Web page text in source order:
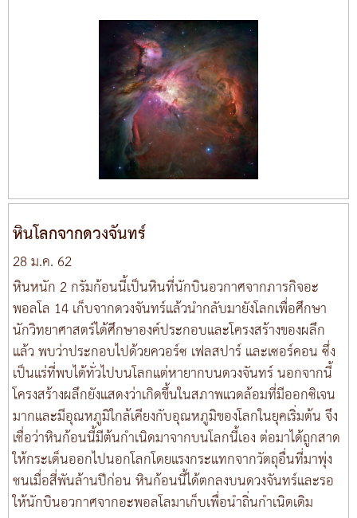
หินโลกจากดวงจันทร์
28 ม.ค. 62
หินหนัก 2 กรัมก้อนนี้เป็นหินที่นักบินอวกาศจากภารกิจอะ
พอลโล 14 เก็บจากดวงจันทร์แล้วนำกลับมายังโลกเพื่อศึกษา
นักวิทยาศาสตร์ได้ศึกษาองค์ประกอบและโครงสร้างของผลึก
แล้ว พบว่าประกอบไปด้วยควอร์ซ เฟลสปาร์ และเซอร์คอน ซึ่ง
เป็นแร่ที่พบได้ทั่วไปบนโลกแต่หายากบนดวงจันทร์ นอกจากนี้
โครงสร้างผลึกยังแสดงว่าเกิดขึ้นในสภาพแวดล้อมที่มีออกซิเจน
มากและมีอุณหภูมิใกล้เคียงกับอุณหภูมิของโลกในยุคเริ่มต้น จึง
เชื่อว่าหินก้อนนี้มีต้นกำเนิดมาจากบนโลกนี้เอง ต่อมาได้ถูกสาด
ให้กระเด็นออกไปนอกโลกโดยแรงกระแทกจากวัตถุอื่นที่มาพุ่ง
ชนเมื่อสี่พันล้านปีก่อน หินก้อนนี้ได้ตกลงบนดวงจันทร์และรอ
ให้นักบินอวกาศจากอะพอลโลมาเก็บเพื่อนำถิ่นกำเนิดเดิม